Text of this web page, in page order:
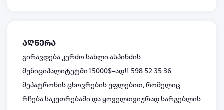
აღწერა
გირავდება კერძო სახლი ასპინძის
მუნიციპალიტეტში15000$–ად!! 598 52 35 36
მეპატრონის ცხოვრების უფლებით, რომელიც
რჩება საკუთრებაში და ყოველთვიურად სარგებლის